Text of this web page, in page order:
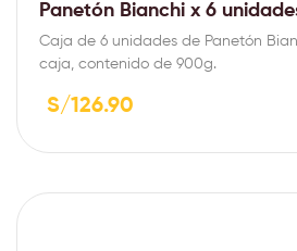
Panetón Bianchi x 6
Caja de 6 unidades de Panetón
caja, contenido de 900g.
S/126.90